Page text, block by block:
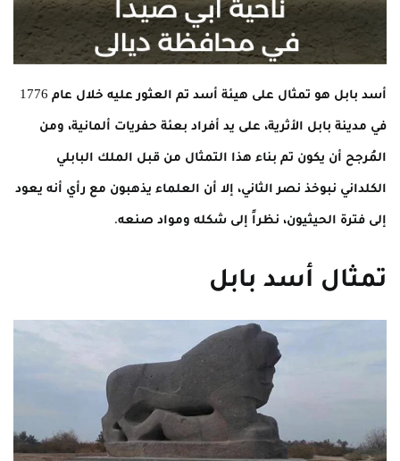
أسد بابل هو تمثال على هيئة أسد تم العثور عليه خلال عام 1776
في مدينة بابل الأثرية، على يد أفراد بعئة حفريات ألمانية، ومن
المُرجح أن يكون تم بناء هذا التمثال من قبل الملك البابلي
الكلداني نبوخذ نصر الثاني، إلا أن العلماء يذهبون مع رأي أنه يعود
إلى فترة الحيثيون، نظراً إلى شكله ومواد صنعه.
تمثال أسد بابل